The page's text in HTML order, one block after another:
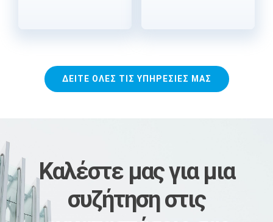
ΔΕΙΤΕ ΟΛΕΣ ΤΙΣ ΥΠΗΡΕΣΙΕΣ ΜΑΣ
Καλέστε μας​για μια
συζήτηση στις